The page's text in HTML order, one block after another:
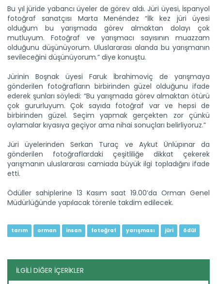
Bu yıl jüride yabancı üyeler de görev aldı. Jüri üyesi, İspanyol
fotoğraf sanatçısı Marta Menéndez “İlk kez jüri üyesi
olduğum bu yarışmada görev almaktan dolayı çok
mutluyum. Fotoğraf ve yarışmacı sayısının muazzam
olduğunu düşünüyorum. Uluslararası alanda bu yarışmanın
sevileceğini düşünüyorum.” diye konuştu.
Jürinin Boşnak üyesi Faruk İbrahimoviç de yarışmaya
gönderilen fotoğrafların birbirinden güzel olduğunu ifade
ederek şunları söyledi: “Bu yarışmada görev almaktan ötürü
çok gururluyum. Çok sayıda fotoğraf var ve hepsi de
birbirinden güzel. Seçim yapmak gerçekten zor çünkü
oylamalar kıyasıya geçiyor ama nihai sonuçları belirliyoruz.”
Jüri üyelerinden Serkan Turaç ve Aykut Ünlüpınar da
gönderilen fotoğraflardaki çeşitliliğe dikkat çekerek
yarışmanın uluslararası camiada büyük ilgi topladığını ifade
etti.
Ödüller sahiplerine 13 Kasım saat 19.00’da Orman Genel
Müdürlüğünde yapılacak törenle takdim edilecek.
tarım orman insan fotoğraf yarışması jüri ödül
İLGİLİ DİĞER İÇERİKLER
Tarım Liderleri Zirvesinde...
Dünya Çiftçiler günü Bursa’da düzenlenen “Tarım Liderleri...
Devamını Oku ->
Cumhurbaşkanlığı külliyesi...
Toprağı emekle bereketlendiren çiftçiler Ankara’da buluştu.
Dünya...
Yeni filo 'yeşil vatan'...